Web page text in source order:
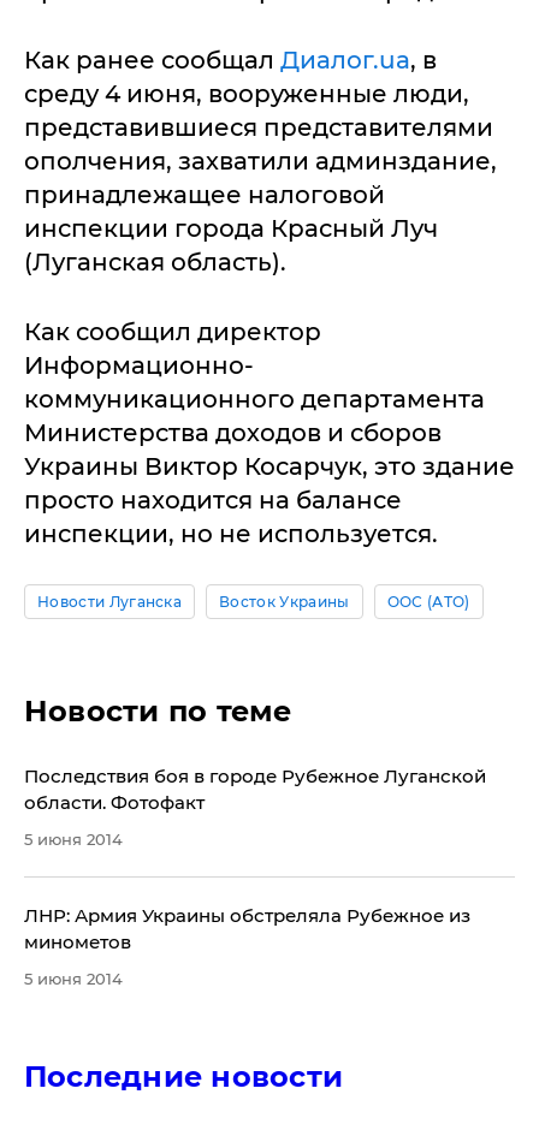
Как ранее сообщал Диалог.ua, в
среду 4 июня, вооруженные люди,
представившиеся представителями
ополчения, захватили админздание,
принадлежащее налоговой
инспекции города Красный Луч
(Луганская область).
Как сообщил директор
Информационно-
коммуникационного департамента
Министерства доходов и сборов
Украины Виктор Косарчук, это здание
просто находится на балансе
инспекции, но не используется.
Новости Луганска Восток Украины ООС (АТО)
Новости по теме
Последствия боя в городе Рубежное Луганской
области. Фотофакт
5 июня 2014
ЛНР: Армия Украины обстреляла Рубежное из
минометов
5 июня 2014
Последние новости